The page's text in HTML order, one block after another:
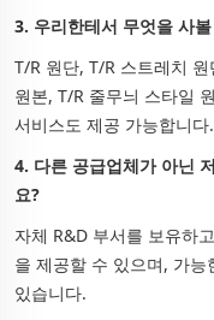
3. 우리한테서 무엇을 사
T/R 원단, T/R 스트레치
원본, T/R 줄무늬 스타일
서비스도 제공 가능합니다.
4. 다른 공급업체가 아닌
요?
자체 R&D 부서를 보유하
을 제공할 수 있으며, 가
있습니다.